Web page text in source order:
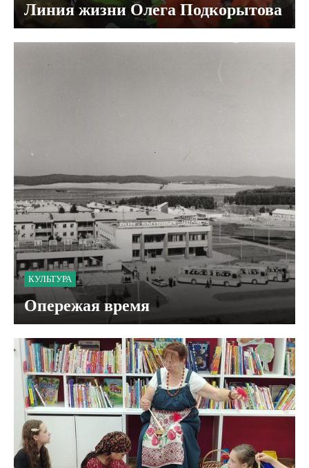
Линия жизни Олега Подкорытова
КУЛЬТУРА
Опережая время